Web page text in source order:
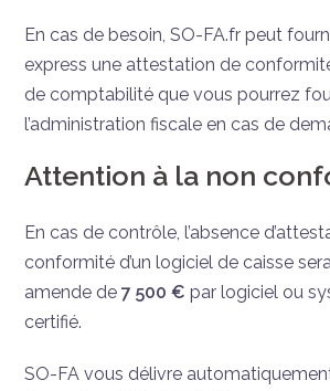
En cas de besoin, SO-FA.fr peut
express une attestation de
de comptabilité que vous pourrez
l’administration fiscale en cas de
Attention à la non
En cas de contrôle, l’absence
conformité d’un logiciel de caisse
amende de7 500 € par logiciel ou
certifié.
SO-FA vous délivre